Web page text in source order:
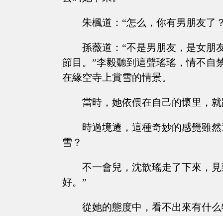
朱楓道：“怎么，你有男朋友了
孫薇道：“不是男朋友，是女朋
節目。”李毅聽到這聲瑤瑤，情不自
在緣空寺上賞雪的情景。
當時，她依偎在自己的懷里，
時過境遷，這種奇妙的感覺雖
雪？
不一會兒，沈歆瑤走了下來，
好。”
從她的態度中，看不出來有什